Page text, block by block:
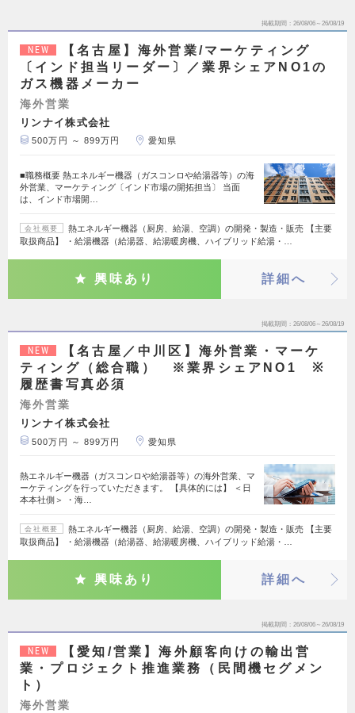
掲載期間 26/08/06～26/08/19
NEW
【名古屋】海外営業/マーケティング
〔インド担当リーダー〕／業界シェアNO1の
ガス機器メーカー
海外営業
リンナイ株式会社
500万円 ～ 899万円 愛知県
■職務概要 熱エネルギー機器（ガスコンロや給湯器等）の海
外営業、マーケティング〔インド市場の開拓担当〕 当面
は、インド市場開…
会社概要
熱エネルギー機器（厨房、給湯、空調）の開発・製造・販売 【主要
取扱商品】 ・給湯機器（給湯器、給湯暖房機、ハイブリッド給湯・…
興味あり 詳細へ
掲載期間 26/08/06～26/08/19
NEW
【名古屋／中川区】海外営業・マーケ
ティング（総合職） ※業界シェアNO1 ※
履歴書写真必須
海外営業
リンナイ株式会社
500万円 ～ 899万円 愛知県
熱エネルギー機器（ガスコンロや給湯器等）の海外営業、マ
ーケティングを行っていただきます。 【具体的には】 ＜日
本本社側＞ ・海…
会社概要
熱エネルギー機器（厨房、給湯、空調）の開発・製造・販売 【主要
取扱商品】 ・給湯機器（給湯器、給湯暖房機、ハイブリッド給湯・…
興味あり 詳細へ
掲載期間 26/08/06～26/08/19
NEW
【愛知/営業】海外顧客向けの輸出営
業・プロジェクト推進業務（民間機セグメン
ト）
海外営業